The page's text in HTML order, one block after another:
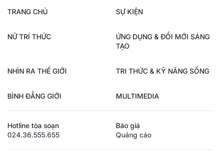
TRANG CHỦ SỰ KIỆN
NỮ TRÍ THỨC
ỨNG DỤNG & ĐỔI MỚI SÁNG
TẠO
NHÌN RA THẾ GIỚI TRI THỨC & KỸ NĂNG SỐNG
BÌNH ĐẲNG GIỚI MULTIMEDIA
Hotline tòa soạn
024.36.555.655
Báo giá
Quảng cáo